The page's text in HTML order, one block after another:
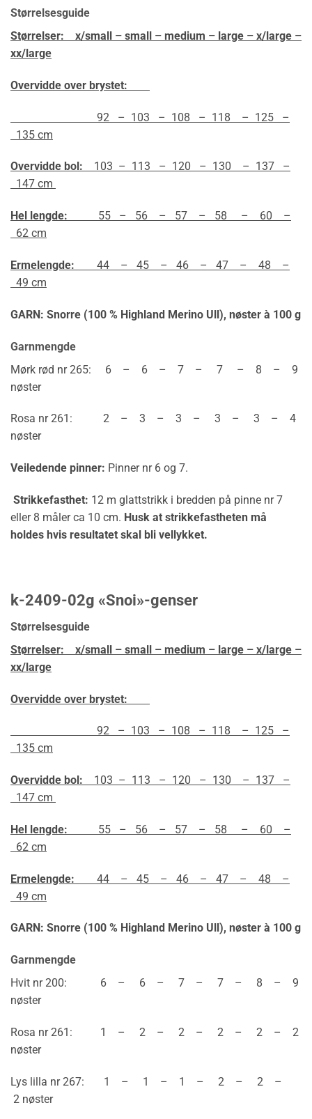
Størrelsesguide
Størrelser: x/small – small – medium – large – x/large –
xx/large
Overvidde over brystet:
92 – 103 – 108 – 118 – 125 –
135 cm
Overvidde bol: 103 – 113 – 120 – 130 – 137 –
147 cm
Hel lengde: 55 – 56 – 57 – 58 – 60 –
62 cm
Ermelengde: 44 – 45 – 46 – 47 – 48 –
49 cm
GARN: Snorre (100 % Highland Merino Ull), nøster à 100 g
Garnmengde
Mørk rød nr 265: 6 – 6 – 7 – 7 – 8 – 9
nøster
Rosa nr 261: 2 – 3 – 3 – 3 – 3 – 4
nøster
Veiledende pinner: Pinner nr 6 og 7.
Strikkefasthet: 12 m glattstrikk i bredden på pinne nr 7
eller 8 måler ca 10 cm. Husk at strikkefastheten må
holdes hvis resultatet skal bli vellykket.
k-2409-02g «Snoi»-genser
Størrelsesguide
Størrelser: x/small – small – medium – large – x/large –
xx/large
Overvidde over brystet:
92 – 103 – 108 – 118 – 125 –
135 cm
Overvidde bol: 103 – 113 – 120 – 130 – 137 –
147 cm
Hel lengde: 55 – 56 – 57 – 58 – 60 –
62 cm
Ermelengde: 44 – 45 – 46 – 47 – 48 –
49 cm
GARN: Snorre (100 % Highland Merino Ull), nøster à 100 g
Garnmengde
Hvit nr 200: 6 – 6 – 7 – 7 – 8 – 9
nøster
Rosa nr 261: 1 – 2 – 2 – 2 – 2 – 2
nøster
Lys lilla nr 267: 1 – 1 – 1 – 2 – 2 –
2 nøster